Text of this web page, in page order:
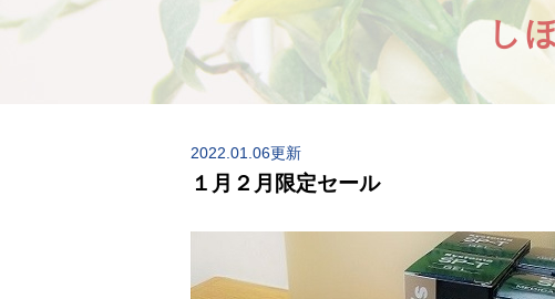
し
2022.01.06更新
１月２月限定セール